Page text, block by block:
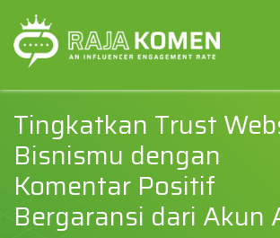
Tingkatkan Trust
Bisnismu dengan
Komentar Positif
Bergaransi dari Akun